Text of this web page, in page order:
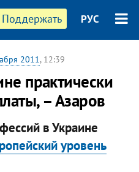
Поддержать РУС
2011, 12:39
практически
– Азаров
в Украине
уровень